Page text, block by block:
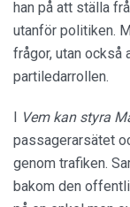
han på att ställa
utanför politiken.
frågor, utan också
partiledarrollen.
I Vem kan styra
passagerarsätet
genom trafiken.
bakom den